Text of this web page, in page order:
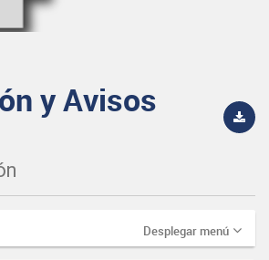
y Avisos
Desplegar menú